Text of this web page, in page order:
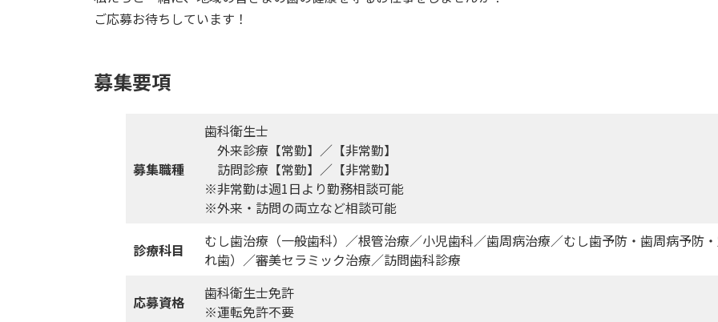
ご応募お待ちしています！
募集要項
募集職種
歯科衛生士
外来診療【常勤】／【非常勤】
訪問診療【常勤】／【非常勤】
※非常勤は週1日より勤務相談可能
※外来・訪問の両立など相談可能
診療科目
むし歯治療（一般歯科）／根管治療／小児歯科／歯周病治療／むし歯予防・歯周病予防
れ歯）／審美セラミック治療／訪問歯科診療
応募資格
歯科衛生士免許
※運転免許不要